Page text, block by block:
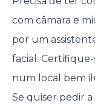
com câmara e
por um
facial.
num local bem
Se quiser pedir